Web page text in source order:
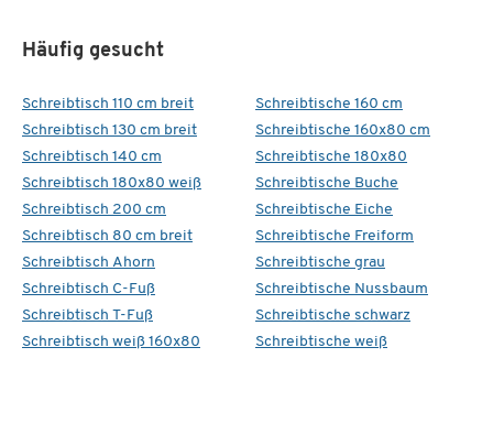
Häufig gesucht
Schreibtisch 110 cm breit
Schreibtisch 130 cm breit
Schreibtisch 140 cm
Schreibtisch 180x80 weiß
Schreibtisch 200 cm
Schreibtisch 80 cm breit
Schreibtisch Ahorn
Schreibtisch C-Fuß
Schreibtisch T-Fuß
Schreibtisch weiß 160x80
Schreibtische 160 cm
Schreibtische 160x80 cm
Schreibtische 180x80
Schreibtische Buche
Schreibtische Eiche
Schreibtische Freiform
Schreibtische grau
Schreibtische Nussbaum
Schreibtische schwarz
Schreibtische weiß